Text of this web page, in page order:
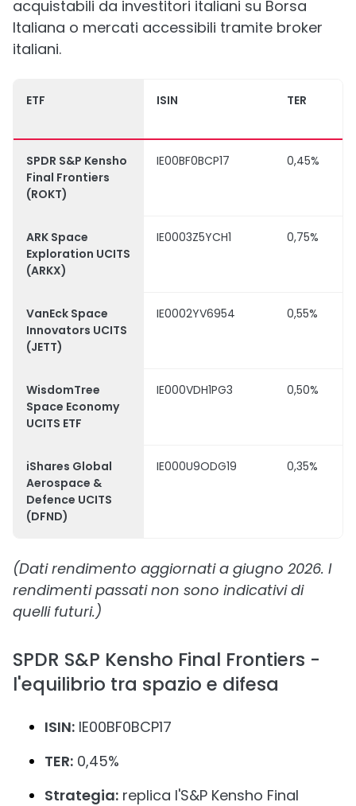
acquistabili da investitori italiani su Borsa
Italiana o mercati accessibili tramite broker
italiani.
ETF ISIN TER
SPDR S&P Kensho
Final Frontiers
(ROKT)
IE00BF0BCP17 0,45%
ARK Space
Exploration UCITS
(ARKX)
IE0003Z5YCH1 0,75%
VanEck Space
Innovators UCITS
(JETT)
IE0002YV6954 0,55%
WisdomTree
Space Economy
UCITS ETF
IE000VDH1PG3 0,50%
iShares Global
Aerospace &
Defence UCITS
(DFND)
IE000U9ODG19 0,35%
(Dati rendimento aggiornati a giugno 2026. I
rendimenti passati non sono indicativi di
quelli futuri.)
SPDR S&P Kensho Final Frontiers -
l'equilibrio tra spazio e difesa
ISIN: IE00BF0BCP17
TER: 0,45%
Strategia: replica l'S&P Kensho Final